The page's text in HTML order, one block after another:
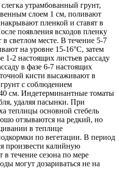
утрамбованный грунт,
слоем 1 см, поливают
пленкой и ставят в
появления всходов пленку
светлом месте. В течение 5-7
на уровне 15-16°С, затем
2 настоящих листьев рассаду
в фазе 6-7 настоящих
кисти высаживают в
с соблюдением
см. Индетерминантные томаты
удаляя пасынки. При
теплицы основной стебель
отзываются на редкий, но
в теплице
по вегетации. В период
произвести калийную
течение сезона по мере
могут дозариваться не на